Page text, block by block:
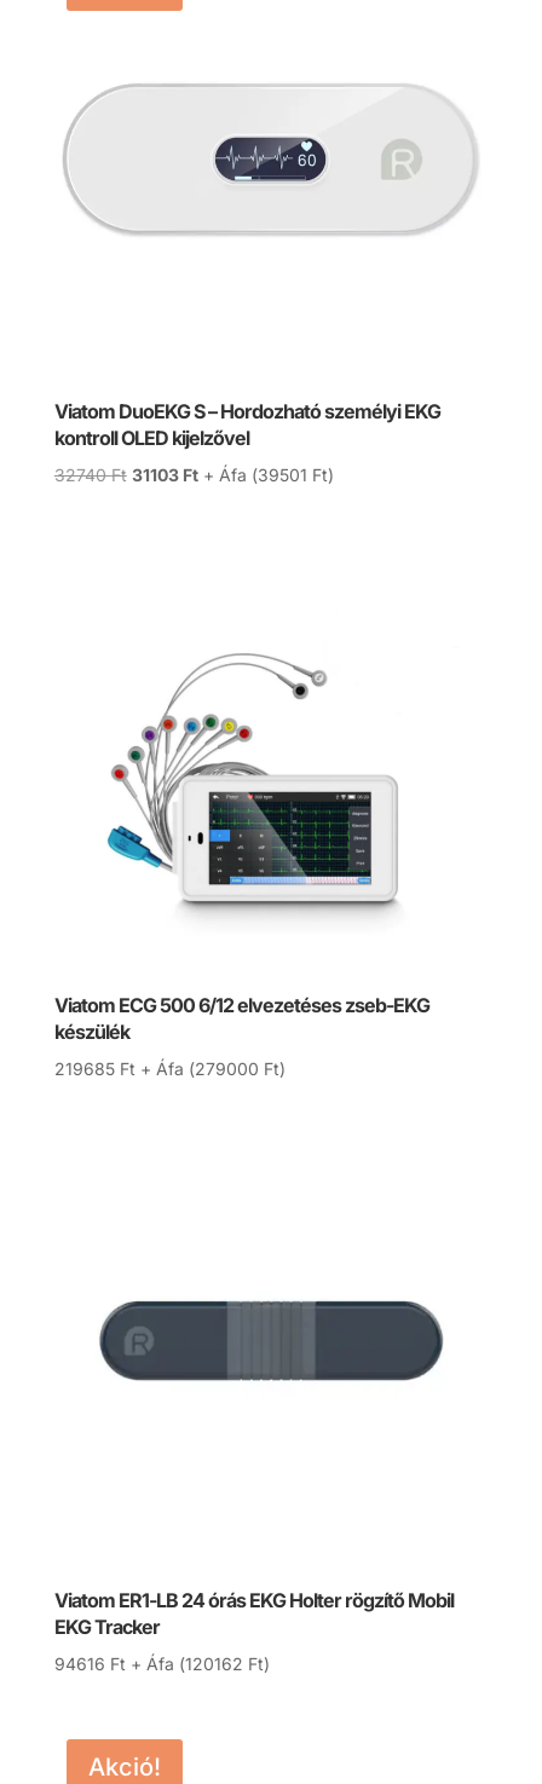
Viatom DuoEKG S – Hordozható személyi EKG
kontroll OLED kijelzővel
32740Ft Original
31103 FtCurrent
+ Áfa (39501 Ft)
Viatom ECG 500 6/12 elvezetéses zseb-EKG
készülék
219685 Ft + Áfa (279000 Ft)
Viatom ER1-LB 24 órás EKG Holter rögzítő Mobil
EKG Tracker
94616 Ft + Áfa (120162 Ft)
Akció!